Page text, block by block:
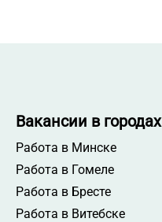
Вакансии в городах
Работа в Минске
Работа в Гомеле
Работа в Бресте
Работа в Витебске